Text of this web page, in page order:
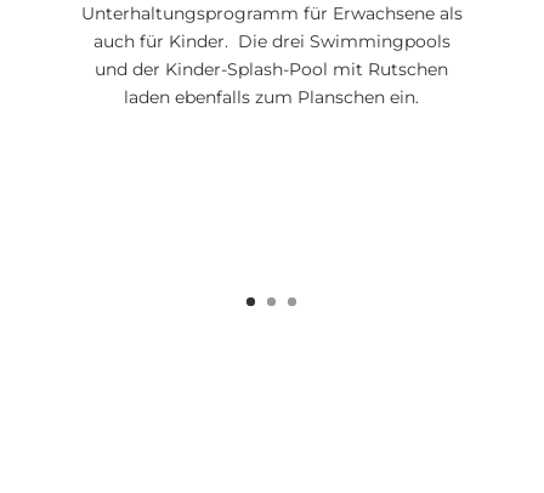
Unterhaltungsprogramm für Erwachsene als
auch für Kinder. Die drei Swimmingpools
und der Kinder-Splash-Pool mit Rutschen
laden ebenfalls zum Planschen ein.